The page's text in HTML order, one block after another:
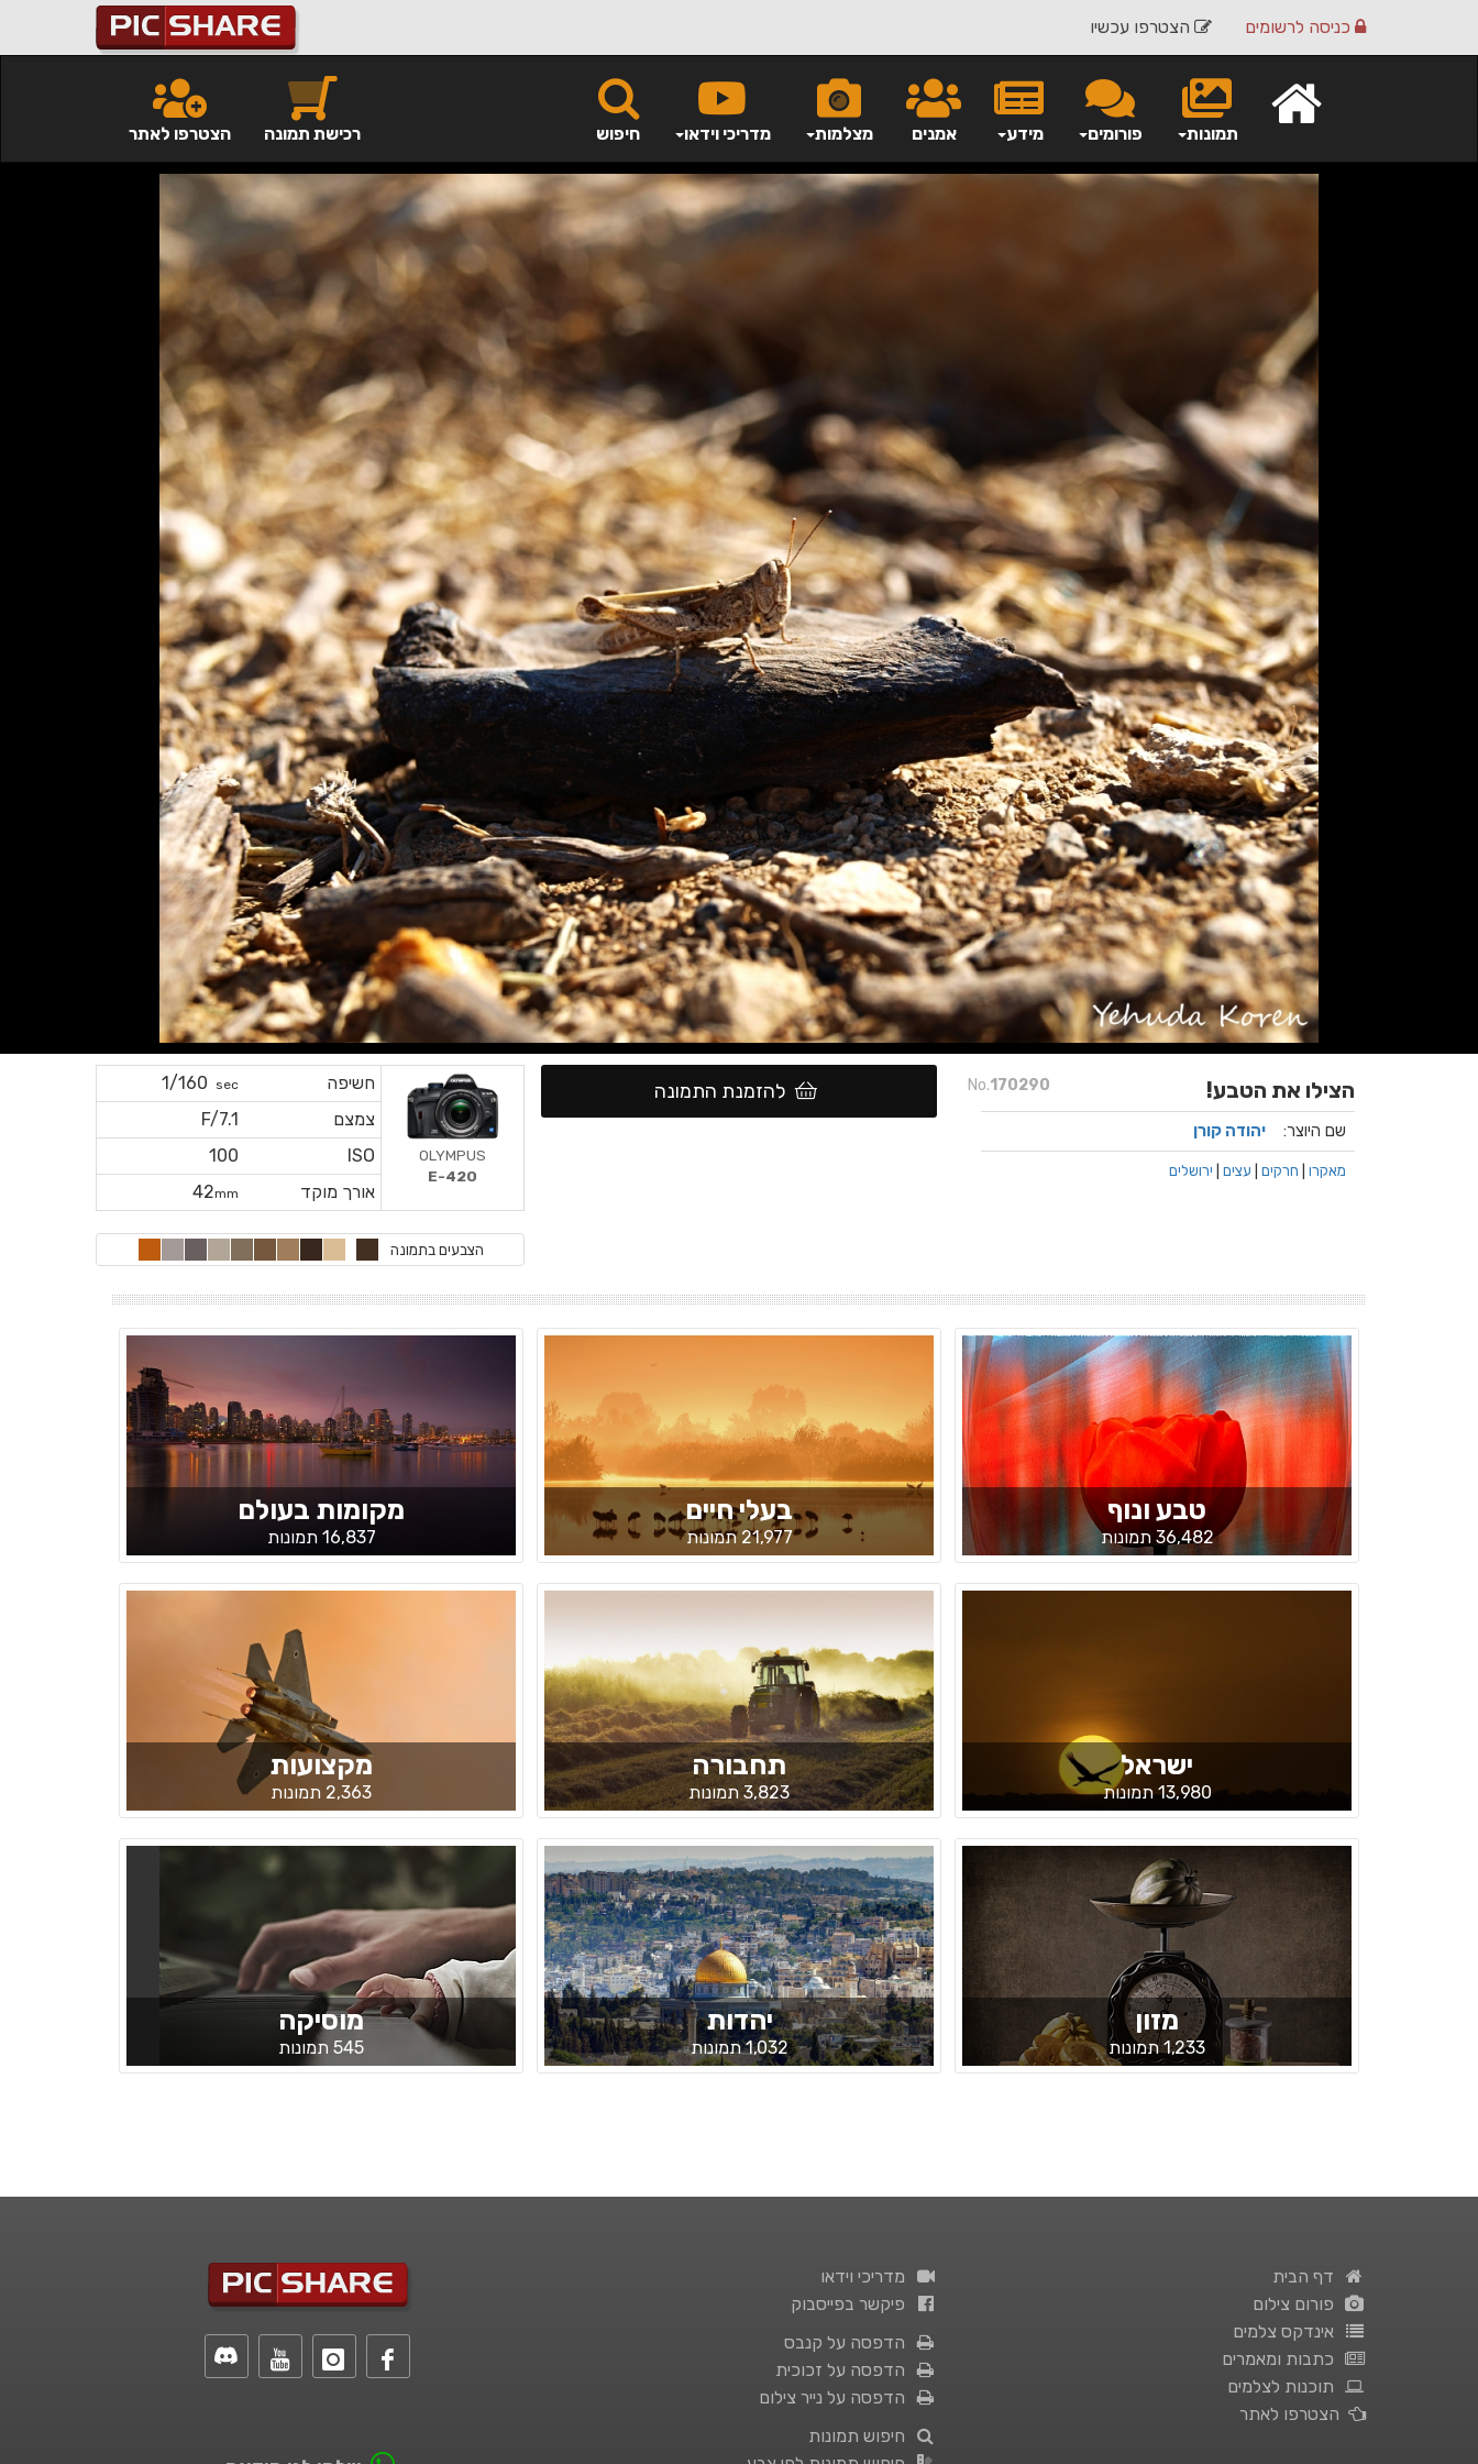
הצטרפו עכשיו כניסה לרשומים
חיפוש מדריכי וידאו מצלמות אמנים מידע פורומים תמונות הצטרפו לאתר רכישת תמונה
No.170290 הצילו את הטבע!
שם היוצר: יהודה קורן
מאקרו חרקים עצים ירושלים
חשיפה sec
1/160
צמצם
F/7.1
ISO
100
אורך מוקד
42mm
OLYMPUS
E-420
הצבעים בתמונה
להזמנת התמונה
טבע ונוף
36,482 תמונות
בעלי חיים
21,977 תמונות
מקומות בעולם
16,837 תמונות
ישראל
13,980 תמונות
תחבורה
3,823 תמונות
מקצועות
2,363 תמונות
מזון
1,233 תמונות
יהדות
1,032 תמונות
מוסיקה
545 תמונות
מדריכי וידאו
פיקשר בפייסבוק
הדפסה על קנבס
הדפסה על זכוכית
הדפסה על נייר צילום
חיפוש תמונות
דף הבית
פורום צילום
אינדקס צלמים
כתבות ומאמרים
תוכנות לצלמים
הצטרפו לאתר